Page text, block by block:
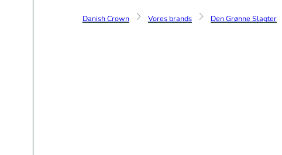
Danish Crown Vores brands Den Grønne Slagter